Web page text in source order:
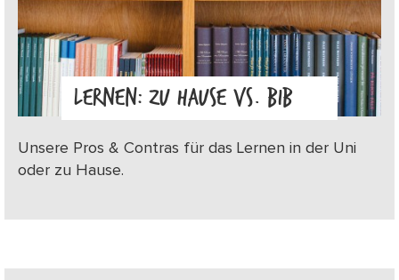
LERNEN: ZU HAUSE VS. BIB
Unsere Pros & Contras für das Lernen in der Uni
oder zu Hause.